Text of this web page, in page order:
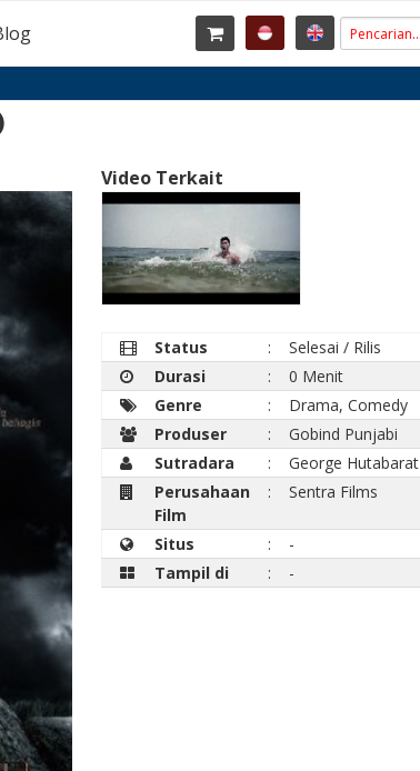
Video Terkait
Status :
Selesai / Rilis
Durasi
:
0 Menit
Genre
:
Drama, Comedy
Produser
:
Gobind Punjabi
Sutradara
:
George Hutabarat
Perusahaan
Film
: Sentra Films
Situs :
-
Tampil di
: -